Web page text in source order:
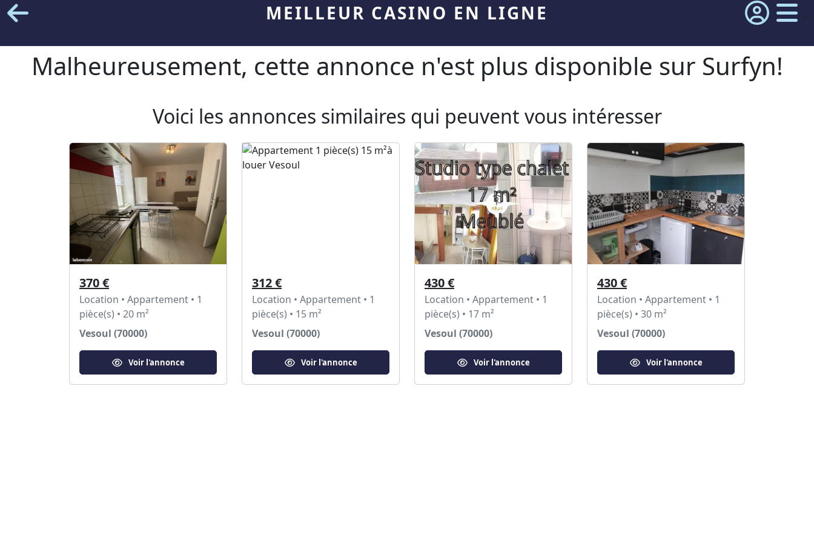
MEILLEUR CASINO EN LIGNE
Malheureusement, cette annonce n'est plus disponible sur Surfyn!
Voici les annonces similaires qui peuvent vous intéresser
370 €
Location • Appartement • 1
pièce(s) • 20 m²
Vesoul (70000)
Voir l'annonce
312 €
Location • Appartement • 1
pièce(s) • 15 m²
Vesoul (70000)
Voir l'annonce
430 €
Location • Appartement • 1
pièce(s) • 17 m²
Vesoul (70000)
Voir l'annonce
430 €
Location • Appartement • 1
pièce(s) • 30 m²
Vesoul (70000)
Voir l'annonce